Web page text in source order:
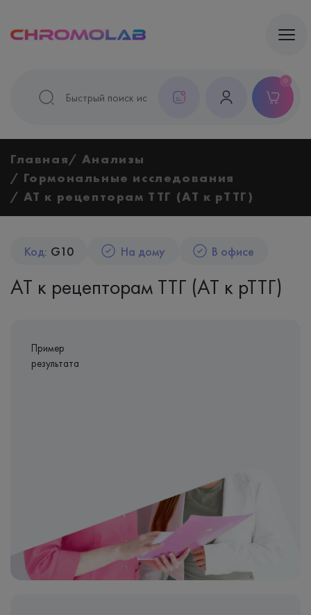
0
Главная
Анализы
Гормональные исследования
АТ к рецепторам ТТГ (АТ к рТТГ)
Код: G10 На дому В офисе
АТ к рецепторам ТТГ (АТ к рТТГ)
Пример
результата